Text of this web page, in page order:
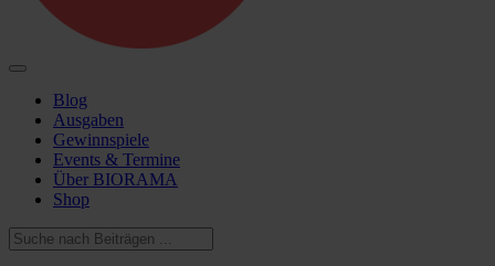
Blog
Ausgaben
Gewinnspiele
Events & Termine
Über BIORAMA
Shop